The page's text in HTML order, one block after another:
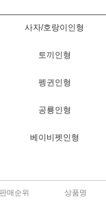
사자/호랑이인형
토끼인형
펭귄인형
공룡인형
베이비펫인형
판매순위 상품명